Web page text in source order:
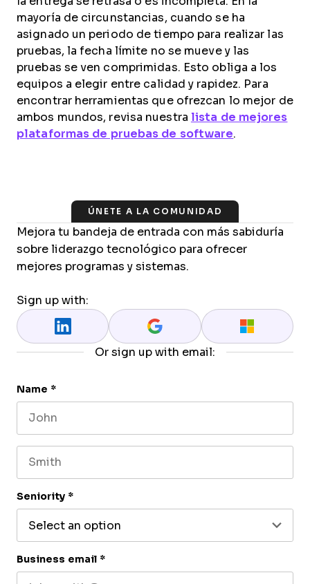
mayoría de circunstancias, cuando se ha
asignado un periodo de tiempo para realizar las
pruebas, la fecha límite no se mueve y las
pruebas se ven comprimidas. Esto obliga a los
equipos a elegir entre calidad y rapidez. Para
encontrar herramientas que ofrezcan lo mejor de
ambos mundos, revisa nuestra lista de mejores
plataformas de pruebas de software.
ÚNETE A LA COMUNIDAD
Mejora tu bandeja de entrada con más sabiduría
sobre liderazgo tecnológico para ofrecer
mejores programas y sistemas.
Sign up with:
Or sign up with email:
Name *
Seniority *
Business email *